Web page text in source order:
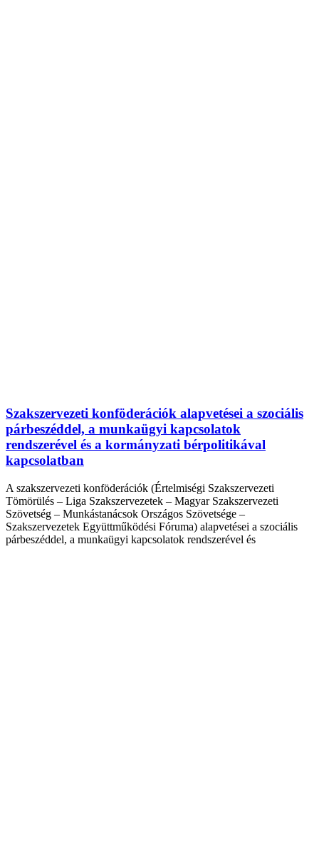
Szakszervezeti konföderációk alapvetései a szociális
párbeszéddel, a munkaügyi kapcsolatok
rendszerével és a kormányzati bérpolitikával
kapcsolatban
A szakszervezeti konföderációk (Értelmiségi Szakszervezeti
Tömörülés – Liga Szakszervezetek – Magyar Szakszervezeti
Szövetség – Munkástanácsok Országos Szövetsége –
Szakszervezetek Együttműködési Fóruma) alapvetései a szociális
párbeszéddel, a munkaügyi kapcsolatok rendszerével és